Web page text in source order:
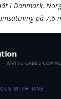
i Danmark,
på 7,6